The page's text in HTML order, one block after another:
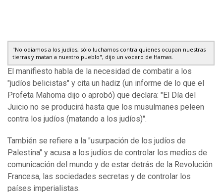
"No odiamos a los judíos, sólo luchamos contra quienes ocupan nuestras
tierras y matan a nuestro pueblo", dijo un vocero de Hamas.
El manifiesto habla de la necesidad de combatir a los
"judíos belicistas" y cita un hadiz (un informe de lo que el
Profeta Mahoma dijo o aprobó) que declara: "El Día del
Juicio no se producirá hasta que los musulmanes peleen
contra los judíos (matando a los judíos)".
También se refiere a la "usurpación de los judíos de
Palestina" y acusa a los judíos de controlar los medios de
comunicación del mundo y de estar detrás de la Revolución
Francesa, las sociedades secretas y de controlar los
países imperialistas.